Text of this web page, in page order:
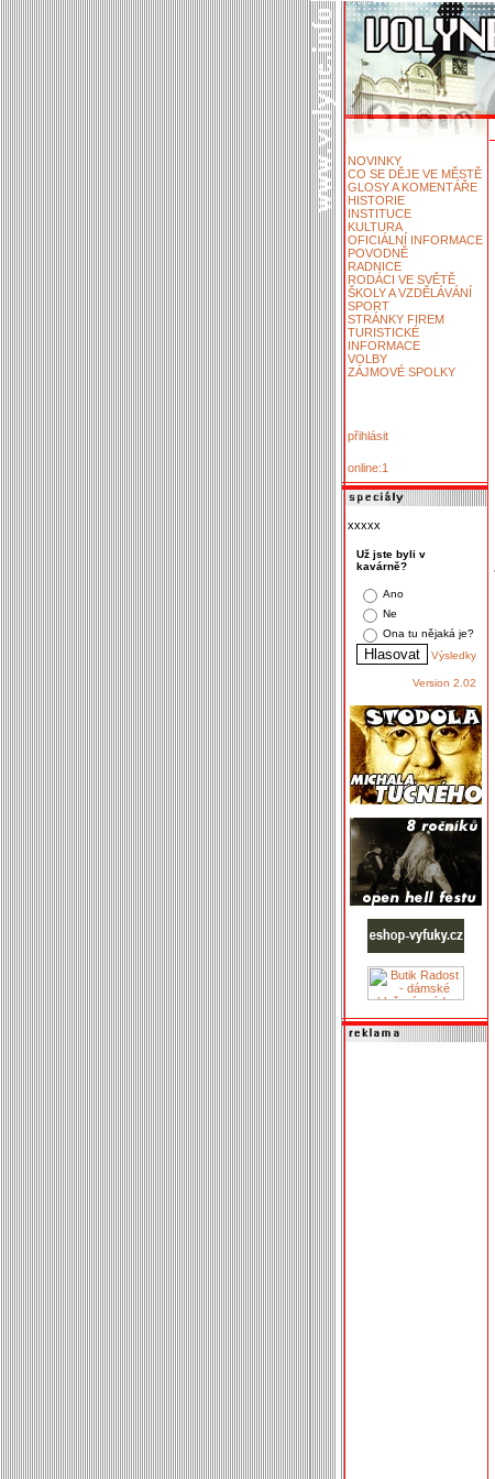
NOVINKY
CO SE DĚJE VE MĚSTĚ
GLOSY A KOMENTÁŘE
HISTORIE
INSTITUCE
KULTURA
OFICIÁLNÍ INFORMACE
POVODNĚ
RADNICE
RODÁCI VE SVĚTĚ
ŠKOLY A VZDĚLÁVÁNÍ
SPORT
STRÁNKY FIREM
TURISTICKÉ
INFORMACE
VOLBY
ZÁJMOVÉ SPOLKY
přihlásit
online:1
xxxxx
Už jste byli v
kavárně?
Ano
Ne
Ona tu nějaká je?
Výsledky
Version 2.02